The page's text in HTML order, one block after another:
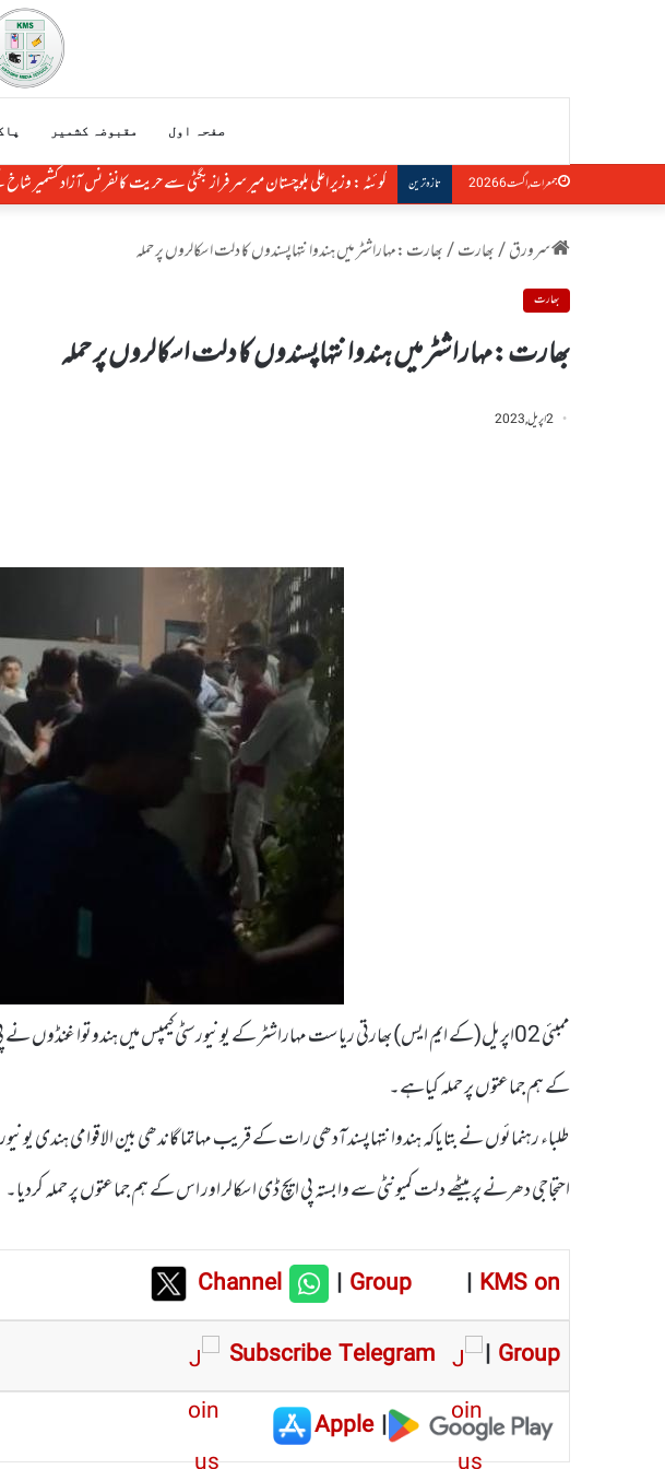
صفحہ اول مقبوضہ کشمیر
جمعرات, اگست 6 2026 تازہ ترین کوئٹہ : وزیر اعلی بلوچستان میر سرفراز بگٹی سے حریت کانفرنس آزاد کشمیر شاخ
سرورق/بھارت/بھارت :مہاراشٹر میں ہندوانتہاپسندوں کا دلت اسکالروں پر حملہ
بھارت
بھارت :مہاراشٹر میں ہندوانتہاپسندوں کا دلت اسکالروں پر حملہ
2 اپریل, 2023
کے ہم جماعتوں پر حملہ کیاہے۔
طلباء رہنمائوں نے بتایاکہ ہندوانتہاپسندآدھی رات کے قریب مہاتما گاندھی بین الاقوامی ہندی
احتجاجی دھرنے پر بیٹھے دلت کمیونٹی سے وابستہ پی ایچ ڈی اسکالر اور اس کے ہم جماعتوں پر حملہ کردیا۔
Channel |Group | KMS on
Subscribe Telegram
| Group
|
Apple